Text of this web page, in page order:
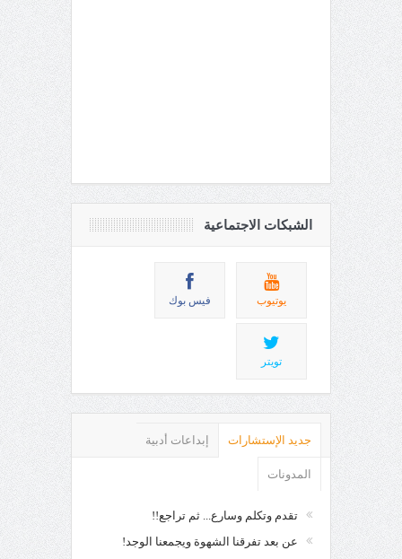
الشبكات الاجتماعية
يوتيوب فيس بوك
تويتر
جديد الإستشارات إبداعات أدبية
المدونات
تقدم وتكلم وسارع... ثم تراجع!!
عن بعد تفرقنا الشهوة ويجمعنا الوجد!